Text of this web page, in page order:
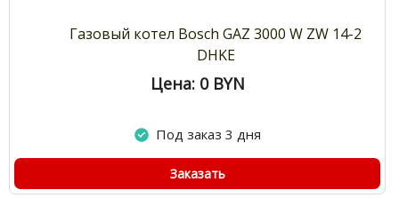
Газовый котел Bosch GAZ 3000 W ZW 14-2
DHKE
Цена: 0 BYN
Под заказ 3 дня
Заказать